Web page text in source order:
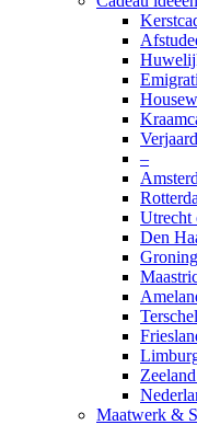
–
Utrecht
Den
Maatwerk &